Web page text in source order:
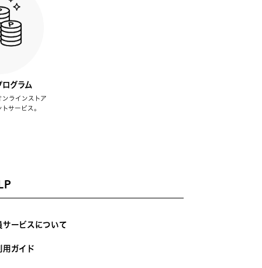
ログラム
ラインストア
サービス。
サービスについて
用ガイド